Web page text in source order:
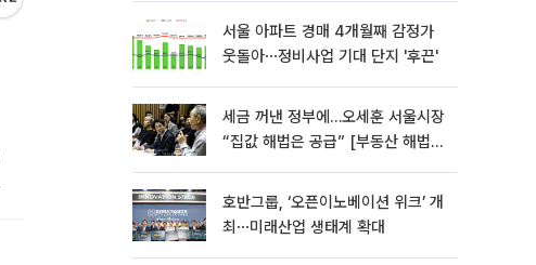
서울 아파트 경매 4개월째 감정가
웃돌아⋯정비사업 기대 단지 '후끈'
세금 꺼낸 정부에…오세훈 서울시장
“집값 해법은 공급” [부동산 해법
호반그룹, ‘오픈이노베이션 위크’ 개
최⋯미래산업 생태계 확대